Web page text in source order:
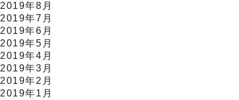
2019年8月
2019年7月
2019年6月
2019年5月
2019年4月
2019年3月
2019年2月
2019年1月